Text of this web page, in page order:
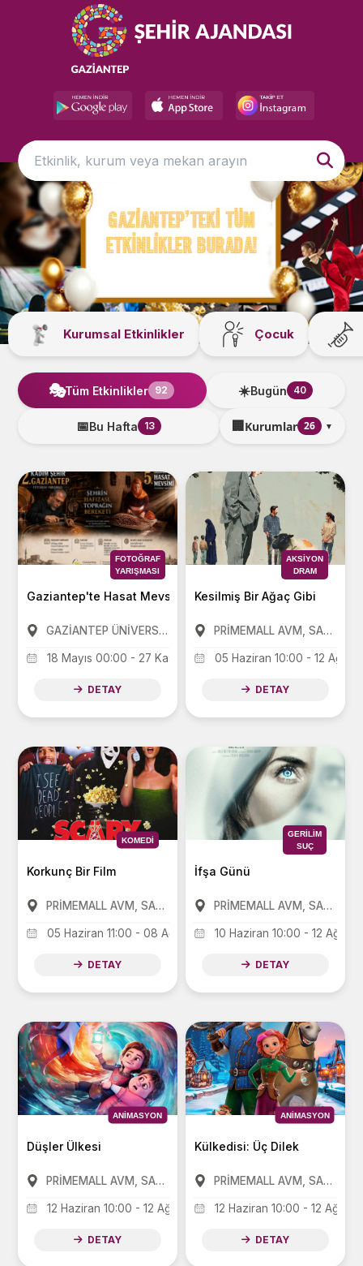
Kurumsal Etkinlikler Çocuk
🎭Tüm Etkinlikler 92 ☀️Bugün 40
📅Bu Hafta 13 🏢Kurumlar 26 ▼
FOTOĞRAF
YARIŞMASI
Gaziantep'te Hasat Mevsimi ve Kadim Şehir Gaziantep
GAZİANTEP ÜNİVERSİTESİ MÂVERA KONGRE VE SANAT MERKEZİ (GAZİANTEP KÜLTÜR SANAT)(GAÜN MAVERA KSM )
18 Mayıs 00:00 - 27 Kasım 12:00
DETAY
AKSIYON
DRAM
Kesilmiş Bir Ağaç Gibi
PRİMEMALL AVM, SANKO PARK AVM, FORUM AVM
05 Haziran 10:00 - 12
DETAY
KOMEDI
Korkunç Bir Film
PRİMEMALL AVM, SANKO PARK AVM, FORUM AVM
05 Haziran 11:00 - 08 Ağustos 11:00
DETAY
GERILIM
SUÇ
İfşa Günü
PRİMEMALL AVM, SANKO PARK AVM, FORUM AVM
10 Haziran 10:00 - 12
DETAY
ANIMASYON
Düşler Ülkesi
PRİMEMALL AVM, SANKO PARK AVM, FORUM AVM
12 Haziran 10:00 - 12 Ağustos 17:00
DETAY
ANIMASYON
Külkedisi: Üç Dilek
PRİMEMALL AVM, SANKO PARK AVM, FORUM AVM
12 Haziran 10:00 - 12
DETAY